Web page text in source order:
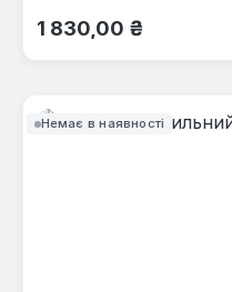
Звичайна ціна:
1 830,00 ₴
Немає в наявності